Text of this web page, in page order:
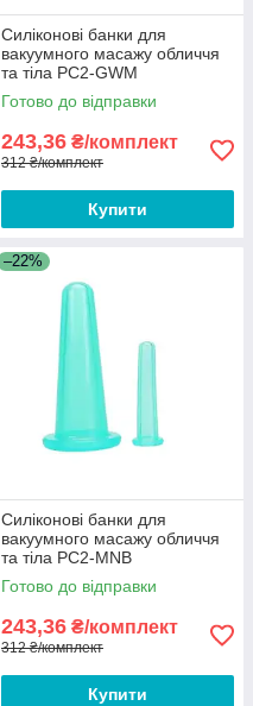
Силіконові банки для
вакуумного масажу обличчя
та тіла PC2-GWM
Готово до відправки
243,36 ₴/комплект
312 ₴/комплект
Купити
–22%
Силіконові банки для
вакуумного масажу обличчя
та тіла PC2-MNB
Готово до відправки
243,36 ₴/комплект
312 ₴/комплект
Купити